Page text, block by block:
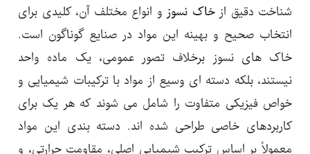
شناخت دقیق ازخاک نسوز و انواع مختلف آن، کلیدی برای
انتخاب صحیح و بهینه این مواد در صنایع گوناگون است.
خاک های نسوز برخلاف تصور عمومی، یک ماده واحد
نیستند، بلکه دسته ای وسیع از مواد با ترکیبات شیمیایی و
خواص فیزیکی متفاوت را شامل می شوند که هر یک برای
کاربردهای خاصی طراحی شده اند. دسته بندی این مواد
معمولاً بر اساس ترکیب شیمیایی اصلی، مقاومت حرارتی، و